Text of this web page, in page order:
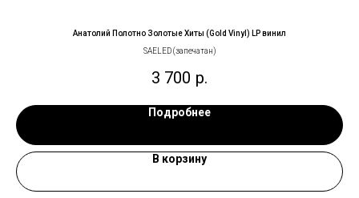
Анатолий Полотно Золотые Хиты (Gold Vinyl) LP винил
SAELED (запечатан)
3 700 р.
Подробнее
В корзину